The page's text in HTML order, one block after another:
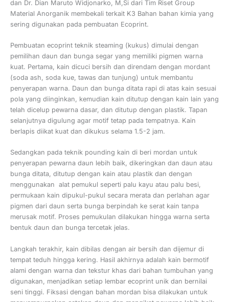
dan Dr. Dian Maruto Widjonarko, M,Si dari Tim Riset Group
Material Anorganik membekali terkait K3 Bahan bahan kimia yang
sering digunakan pada pembuatan Ecoprint.
Pembuatan ecoprint teknik steaming (kukus) dimulai dengan
pemilihan daun dan bunga segar yang memiliki pigmen warna
kuat. Pertama, kain dicuci bersih dan direndam dengan mordant
(soda ash, soda kue, tawas dan tunjung) untuk membantu
penyerapan warna. Daun dan bunga ditata rapi di atas kain sesuai
pola yang diinginkan, kemudian kain ditutup dengan kain lain yang
telah dicelup pewarna dasar, dan ditutup dengan plastik. Tapan
selanjutnya digulung agar motif tetap pada tempatnya. Kain
berlapis diikat kuat dan dikukus selama 1.5-2 jam.
Sedangkan pada teknik pounding kain di beri mordan untuk
penyerapan pewarna daun lebih baik, dikeringkan dan daun atau
bunga ditata, ditutup dengan kain atau plastik dan dengan
menggunakan alat pemukul seperti palu kayu atau palu besi,
permukaan kain dipukul-pukul secara merata dan perlahan agar
pigmen dari daun serta bunga berpindah ke serat kain tanpa
merusak motif. Proses pemukulan dilakukan hingga warna serta
bentuk daun dan bunga tercetak jelas.
Langkah terakhir, kain dibilas dengan air bersih dan dijemur di
tempat teduh hingga kering. Hasil akhirnya adalah kain bermotif
alami dengan warna dan tekstur khas dari bahan tumbuhan yang
digunakan, menjadikan setiap lembar ecoprint unik dan bernilai
seni tinggi. Fiksasi dengan bahan mordan bisa dilakukan untuk